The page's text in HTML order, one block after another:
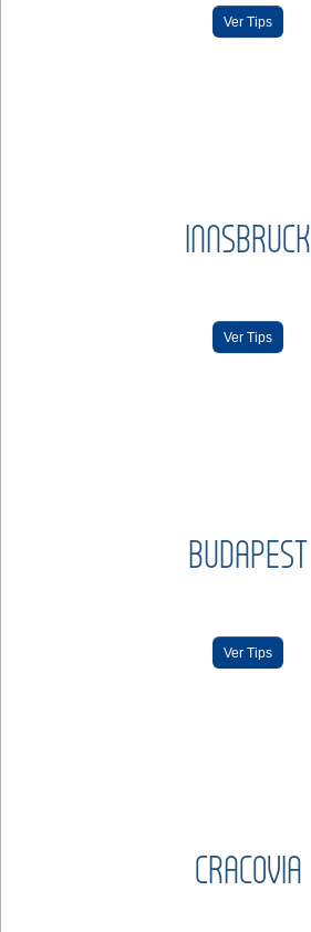
Ver Tips
INNSBRUCK
Ver Tips
BUDAPEST
Ver Tips
CRACOVIA